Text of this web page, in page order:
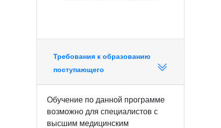
Требования к образованию
поступающего
Обучение по данной программе
возможно для специалистов с
высшим медицинским